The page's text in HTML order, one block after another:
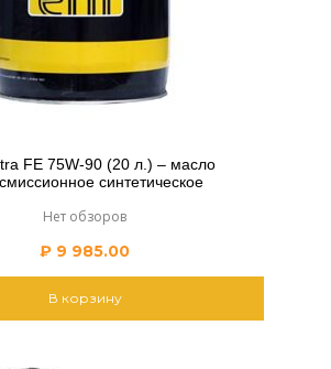
FE 75W-90 (20 л.) – масло
синтетическое
Нет обзоров
₽ 9 985.00
В корзину